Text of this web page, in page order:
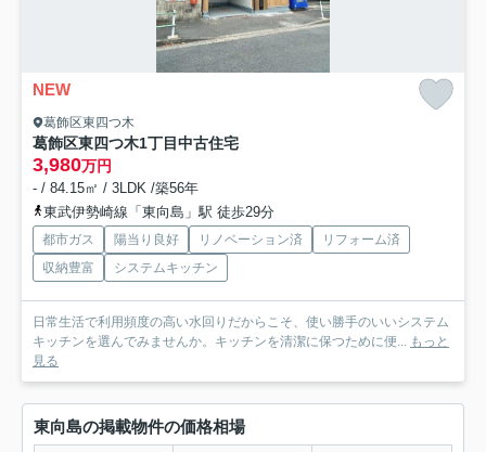
NEW
葛飾区東四つ木
葛飾区東四つ木1丁目中古住宅
3,980万円
- / 84.15㎡ / 3LDK /築56年
東武伊勢崎線「東向島」駅 徒歩29分
都市ガス 陽当り良好 リノベーション済
リフォーム済
収納豊富
システムキッチン
日常生活で利用頻度の高い水回りだからこそ、使い勝手のいいシステム
キッチンを選んでみませんか。キッチンを清潔に保つために便... もっと
見る
東向島の掲載物件の価格相場